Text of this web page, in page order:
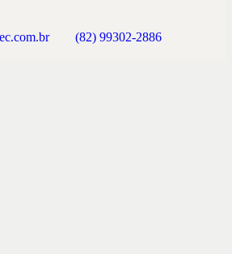
(82) 99302-2886